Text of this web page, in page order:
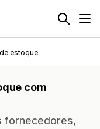
estoque
com
fornecedores,